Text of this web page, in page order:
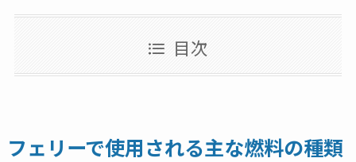
目次
フェリーで使用される主な燃料の種類